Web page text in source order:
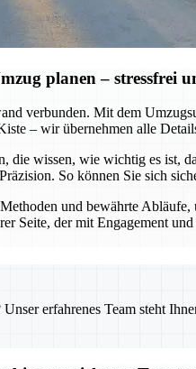
planen – stressfrei
verbunden. Mit dem
– wir übernehmen alle
die wissen, wie wichtig es
So können Sie sich
und bewährte
Seite, der mit Engagement
erfahrenes Team steht